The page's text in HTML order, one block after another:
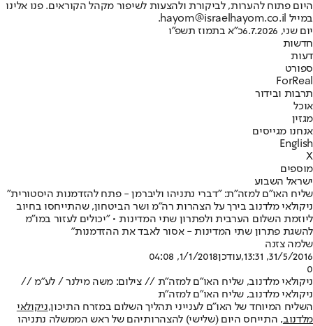
היום פתוח להערות, לביקורת ולהצעות לשיפור מקהל הקוראים. פנו אלינו
במייל hayom@israelhayom.co.il.
יום שני, 6.7.2026
כ"א בתמוז תשפ"ו
חדשות
דעות
ספורט
ForReal
תרבות ובידור
אוכל
מגזין
אנחנו מגייסים
English
X
מוספים
ישראל השבוע
שליח האו"ם למזה"ת: "דברי נתניהו וליברמן - פתח להזדמנות היסטורית"
ניקולאי מלדנוב בירך על הצהרות רה"מ ושר הביטחון, שהתייחסו בחיוב
ליוזמת השלום הערבית ולפתרון שתי המדינות • "יכולים לעזור במו"מ
להשגת פתרון שתי המדינות - אסור לאבד את ההזדמנות"
שלמה צזנה
31/5/2016, 13:31
,עודכן1/1/2018, 04:08
0
ניקולאי מלדנוב, שליח האו"ם למזה"ת // צילום: משה מילנר / לע"מ //
ניקולאי מלדנוב, שליח האו"ם למזה"ת
השליח המיוחד של האו"ם לענייני תהליך השלום במזרח התיכון,ניקולאי
מלדנוב, התייחס היום (שלישי) להצהרותיהם של ראש הממשלה נתניהו